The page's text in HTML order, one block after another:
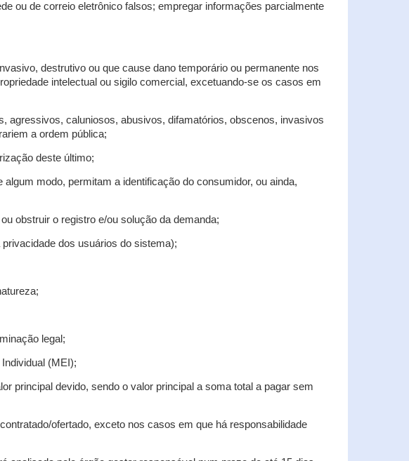
ou de correio eletrônico falsos; empregar informações parcialmente
destrutivo ou que cause dano temporário ou permanente nos
intelectual ou sigilo comercial, excetuando-se os casos em
agressivos, caluniosos, abusivos, difamatórios, obscenos, invasivos
a ordem pública;
deste último;
modo, permitam a identificação do consumidor, ou ainda,
obstruir o registro e/ou solução da demanda;
dos usuários do sistema);
legal;
(MEI);
principal devido, sendo o valor principal a soma total a pagar sem
ofertado, exceto nos casos em que há responsabilidade